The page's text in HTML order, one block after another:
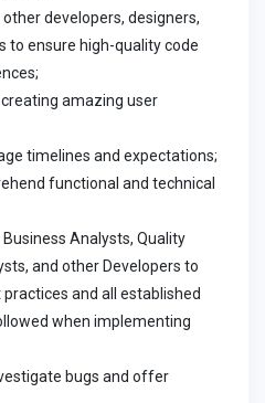
developers, designers,
to ensure high-quality code
amazing user
timelines and expectations;
functional and technical
Analysts, Quality
and other Developers to
and all established
when implementing
bugs and offer